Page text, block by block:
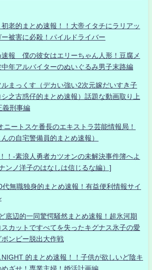
老的まとめ速報！！大帝イタチにラリアッ
ー被害に必殺！パイルドライバー
速報 僕の彼女はエリーちゃん人形！豆腐メ
年アルバイターのぬいぐるみ男子末路編
まっくす（デカい強い2次元嫁だいすき子
之古惑仔的まとめ速報）話題な動画取り上
義刑事編
ニートスケ番長のエキストラ芸能情報局！
の自宅警備員的まとめ速報）
！-素浪人勇者カツオンの未解決事件簿へよ
ンノ洋子のはなしは信じるな編）]
職独身的まとめ速報！有益便利情報サイ
底辺的一同驚愕騒然まとめ速報！超氷河期
カットですべてを失ったキグナス氷子の愛
ンビー脱出大作戦
NIGHT 的まとめ速報！！子供が欲しいど陰キ